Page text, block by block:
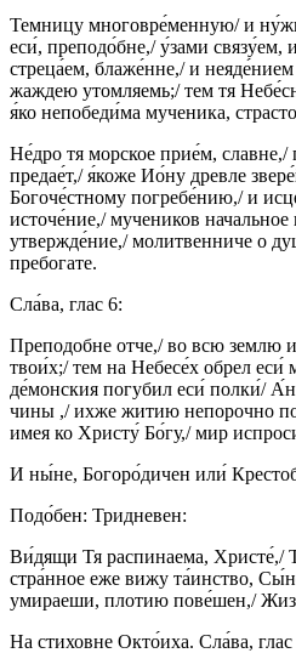
Темницу многовре́менную/ и
еси́, преподо́бне,/ у́зами
стреца́ем, блаже́нне,/ и
жаждею утомляемь;/ тем тя
я́ко непобеди́ма мученика,
Не́дро тя морское прие́м, славне,/
предае́т,/ я́коже Ио́ну древле
Богоче́стному погребе́нию,/ и
источе́ние,/ мучеников
утвержде́ние,/ молитвенниче о
пребогате.
Сла́ва, глас 6:
Преподобне отче,/ во всю землю
твои́х;/ тем на Небесе́х обрел еси́
де́монския погубил еси́ полки́/
чины ,/ ихже житию непорочно
имея ко Христу́ Бо́гу,/ мир
И ны́не, Богоро́дичен или́
Подо́бен: Тридневен:
Ви́дящи Тя распинаема, Христе́,/
стра́нное еже вижу та́инство,
умираеши, плотию пове́шен,/
На стиховне Окто́иха. Сла́ва, глас